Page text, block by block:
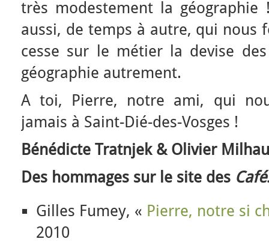
très modestement la géographie
aussi, de temps à autre, qui nous
cesse sur le métier la devise
géographie autrement.
A toi, Pierre, notre ami, qui
jamais à Saint-Dié-des-Vosges !
Bénédicte Tratnjek & Olivier
Des hommages sur le site des
Gilles Fumey, « Pierre, notre si
2010